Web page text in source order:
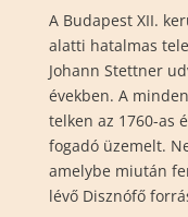
A Budapest XII.
alatti hatalmas
Johann Stettner
években. A
telken az 1760-as
fogadó üzemelt.
amelybe miután
lévő Disznófő